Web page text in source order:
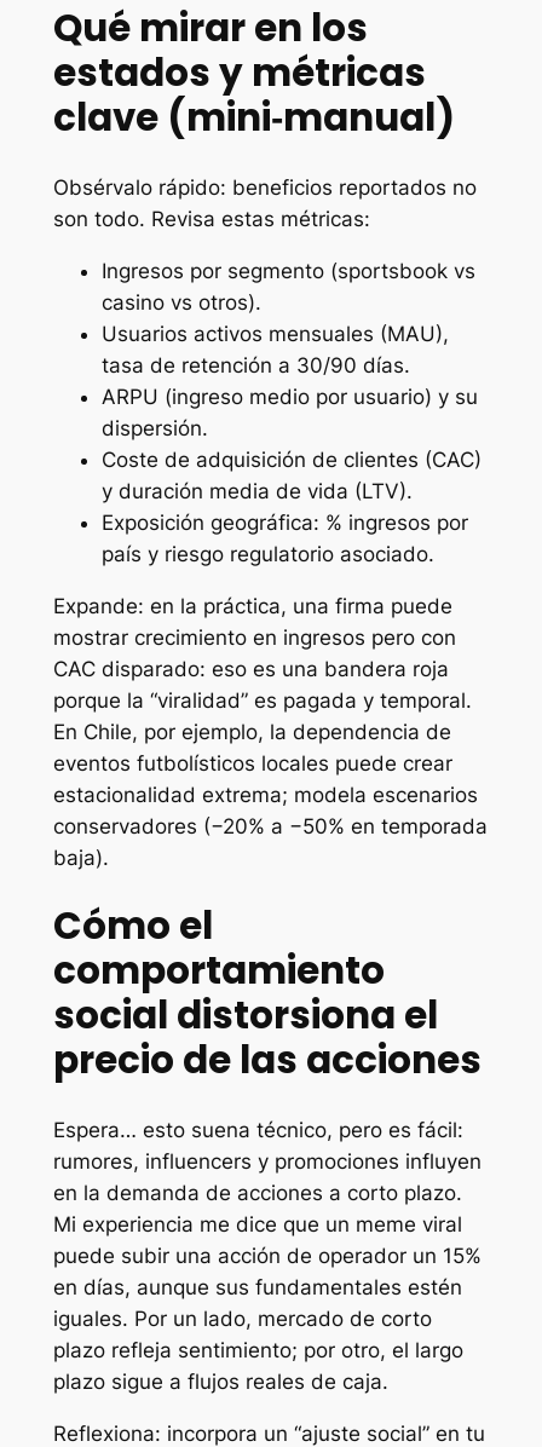
Qué mirar en los
estados y métricas
clave (mini‑manual)
Obsérvalo rápido: beneficios reportados no
son todo. Revisa estas métricas:
Ingresos por segmento (sportsbook vs
casino vs otros).
Usuarios activos mensuales (MAU),
tasa de retención a 30/90 días.
ARPU (ingreso medio por usuario) y su
dispersión.
Coste de adquisición de clientes (CAC)
y duración media de vida (LTV).
Exposición geográfica: % ingresos por
país y riesgo regulatorio asociado.
Expande: en la práctica, una firma puede
mostrar crecimiento en ingresos pero con
CAC disparado: eso es una bandera roja
porque la “viralidad” es pagada y temporal.
En Chile, por ejemplo, la dependencia de
eventos futbolísticos locales puede crear
estacionalidad extrema; modela escenarios
conservadores (−20% a −50% en temporada
baja).
Cómo el
comportamiento
social distorsiona el
precio de las acciones
Espera… esto suena técnico, pero es fácil:
rumores, influencers y promociones influyen
en la demanda de acciones a corto plazo.
Mi experiencia me dice que un meme viral
puede subir una acción de operador un 15%
en días, aunque sus fundamentales estén
iguales. Por un lado, mercado de corto
plazo refleja sentimiento; por otro, el largo
plazo sigue a flujos reales de caja.
Reflexiona: incorpora un “ajuste social” en tu